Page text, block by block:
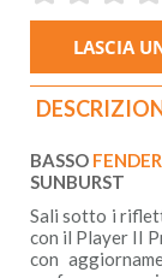
BASSO FENDER
SUNBURST
Sali sotto i
con il Player II
con